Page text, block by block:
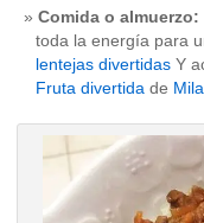
Comida o almuerzo:
toda la energía para
lentejas divertidas Y
Fruta divertida de Mila